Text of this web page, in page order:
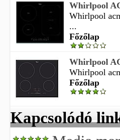
Whirlpool
Whirlpool
...
Főzőlap
Whirlpool
Whirlpool
Főzőlap
Kapcsolódó